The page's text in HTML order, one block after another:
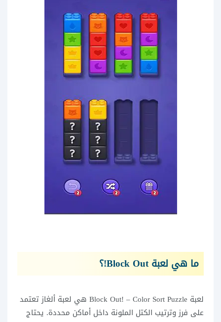
ما هي لعبة Block Out!؟
لعبة Block Out! – Color Sort Puzzle هي لعبة ألغاز تعتمد
على فرز وترتيب الكتل الملونة داخل أماكن محددة. يحتاج